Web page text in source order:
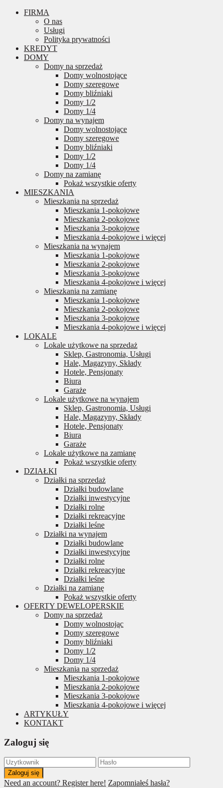
FIRMA
O nas
Usługi
Polityka prywatności
KREDYT
DOMY
Domy na sprzedaż
Domy wolnostojące
Domy szeregowe
Domy bliźniaki
Domy 1/2
Domy 1/4
Domy na wynajem
Domy wolnostojące
Domy szeregowe
Domy bliźniaki
Domy 1/2
Domy 1/4
Domy na zamianę
Pokaż wszystkie oferty
MIESZKANIA
Mieszkania na sprzedaż
Mieszkania 1-pokojowe
Mieszkania 2-pokojowe
Mieszkania 3-pokojowe
Mieszkania 4-pokojowe i więcej
Mieszkania na wynajem
Mieszkania 1-pokojowe
Mieszkania 2-pokojowe
Mieszkania 3-pokojowe
Mieszkania 4-pokojowe i więcej
Mieszkania na zamianę
Mieszkania 1-pokojowe
Mieszkania 2-pokojowe
Mieszkania 3-pokojowe
Mieszkania 4-pokojowe i więcej
LOKALE
Lokale użytkowe na sprzedaż
Sklep, Gastronomia, Usługi
Hale, Magazyny, Składy
Hotele, Pensjonaty
Biura
Garaże
Lokale użytkowe na wynajem
Sklep, Gastronomia, Usługi
Hale, Magazyny, Składy
Hotele, Pensjonaty
Biura
Garaże
Lokale użytkowe na zamianę
Pokaż wszystkie oferty
DZIAŁKI
Działki na sprzedaż
Działki budowlane
Działki inwestycyjne
Działki rolne
Działki rekreacyjne
Działki leśne
Działki na wynajem
Działki budowlane
Działki inwestycyjne
Działki rolne
Działki rekreacyjne
Działki leśne
Działki na zamianę
Pokaż wszystkie oferty
OFERTY DEWELOPERSKIE
Domy na sprzedaż
Domy wolnostojąc
Domy szeregowe
Domy bliźniaki
Domy 1/2
Domy 1/4
Mieszkania na sprzedaż
Mieszkania 1-pokojowe
Mieszkania 2-pokojowe
Mieszkania 3-pokojowe
Mieszkania 4-pokojowe i więcej
ARTYKUŁY
KONTAKT
Zaloguj się
Zaloguj się
Need an account? Register here! Zapomniałeś hasła?